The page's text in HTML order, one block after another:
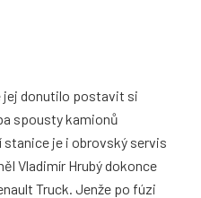
jej donutilo postavit si
spousty kamionů
je i obrovský servis
Vladimír Hrubý dokonce
Truck. Jenže po fúzi